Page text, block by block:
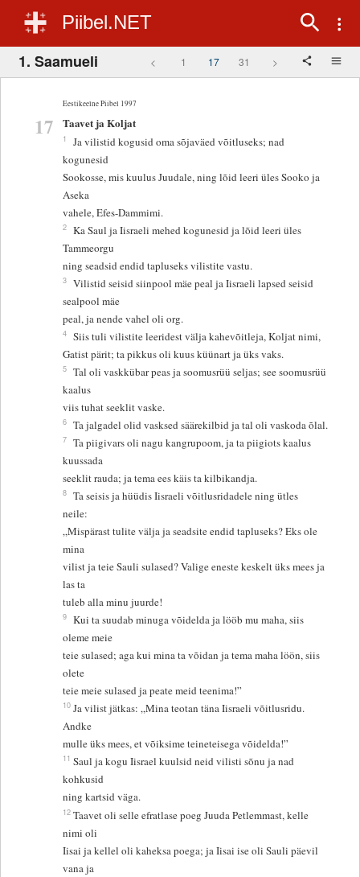
Piibel.NET
1. Saamueli < 1 17 31 >
Eestikeelne Piibel 1997
17 Taavet ja Koljat
1
Ja vilistid kogusid oma sõjaväed võitluseks; nad
kogunesid
Sookosse, mis kuulus Juudale, ning lõid leeri üles Sooko ja
Aseka
vahele, Efes-Dammimi.
2 Ka Saul ja Iisraeli mehed kogunesid ja lõid leeri üles
Tammeorgu
ning seadsid endid tapluseks vilistite vastu.
3 Vilistid seisid siinpool mäe peal ja Iisraeli lapsed seisid
sealpool mäe
peal, ja nende vahel oli org.
4 Siis tuli vilistite leeridest välja kahevõitleja, Koljat nimi,
Gatist pärit; ta pikkus oli kuus küünart ja üks vaks.
5 Tal oli vaskkübar peas ja soomusrüü seljas; see soomusrüü
kaalus
viis tuhat seeklit vaske.
6 Ta jalgadel olid vasksed säärekilbid ja tal oli vaskoda õlal.
7 Ta piigivars oli nagu kangrupoom, ja ta piigiots kaalus
kuussada
seeklit rauda; ja tema ees käis ta kilbikandja.
8 Ta seisis ja hüüdis Iisraeli võitlusridadele ning ütles
neile:
„Mispärast tulite välja ja seadsite endid tapluseks? Eks ole
mina
vilist ja teie Sauli sulased? Valige eneste keskelt üks mees ja
las ta
tuleb alla minu juurde!
9 Kui ta suudab minuga võidelda ja lööb mu maha, siis
oleme meie
teie sulased; aga kui mina ta võidan ja tema maha löön, siis
olete
teie meie sulased ja peate meid teenima!”
10 Ja vilist jätkas: „Mina teotan täna Iisraeli võitlusridu.
Andke
mulle üks mees, et võiksime teineteisega võidelda!”
11 Saul ja kogu Iisrael kuulsid neid vilisti sõnu ja nad
kohkusid
ning kartsid väga.
12 Taavet oli selle efratlase poeg Juuda Petlemmast, kelle
nimi oli
Iisai ja kellel oli kaheksa poega; ja Iisai ise oli Sauli päevil
vana ja